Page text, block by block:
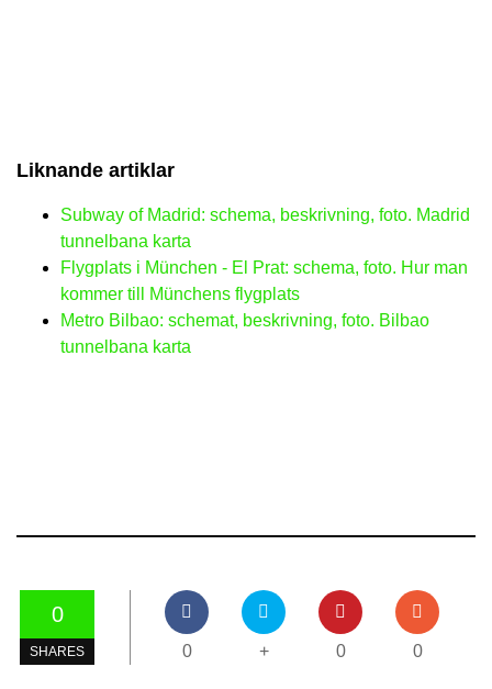
Liknande artiklar
Subway of Madrid: schema, beskrivning, foto. Madrid
tunnelbana karta
Flygplats i München - El Prat: schema, foto. Hur man
kommer till Münchens flygplats
Metro Bilbao: schemat, beskrivning, foto. Bilbao
tunnelbana karta
0
SHARES 0 + 0 0